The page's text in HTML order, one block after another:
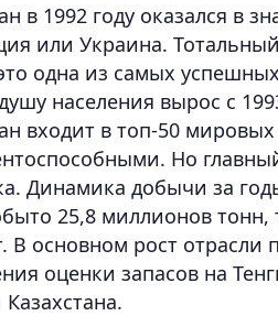
в 1992 году оказался в
или Украина.
одна из самых
населения вырос с
входит в топ-50
Но
Динамика добычи за
25,8 миллионов тонн,
В основном рост
оценки запасов на